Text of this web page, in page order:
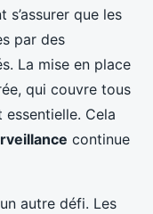
que les
par des
La mise en place
qui couvre tous
essentielle. Cela
continue
autre défi. Les